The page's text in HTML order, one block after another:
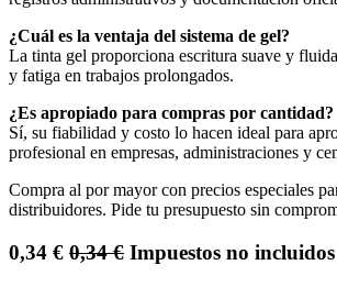
¿Cuál es la ventaja del sistema de gel?
La tinta gel proporciona escritura suave y
y fatiga en trabajos prolongados.
¿Es apropiado para compras por cantidad?
Sí, su fiabilidad y costo lo hacen ideal para
profesional en empresas, administraciones y
Compra al por mayor con precios especiales
distribuidores. Pide tu presupuesto sin
0,34 € 0,34€ Impuestos no incluidos